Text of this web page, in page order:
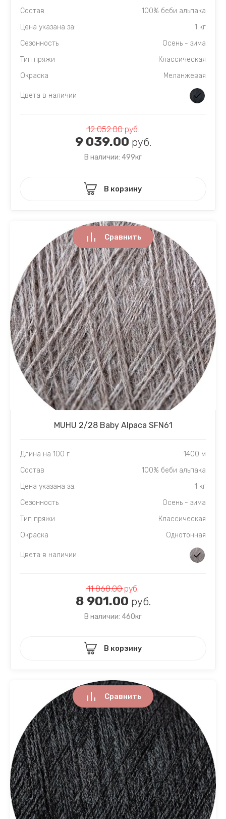
Состав
100% беби альпака
Цена указана за:
1 кг
Сезонность
Осень - зима
Тип пряжи
Классическая
Окраска
Меланжевая
Цвета в наличии
12 052.00руб.
9 039.00 руб.
В наличии: 499кг
В корзину
MUHU 2/28 Baby Alpaca SFN61
Сравнить
Длина на 100 г
1400 м
Состав
100% беби альпака
Цена указана за:
1 кг
Сезонность
Осень - зима
Тип пряжи
Классическая
Окраска
Однотонная
Цвета в наличии
11 868.00руб.
8 901.00 руб.
В наличии: 460кг
В корзину
Сравнить